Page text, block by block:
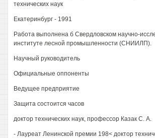
технических наук
Екатеринбург - 1991
Работа выполнена б Свердловском научно-
институте лесной промышленности (СНИИЛП).
Научный руководитель
Официальные оппоненты
Ведущее предприятие
Защита состоится часов
доктор технических наук, профессор Казак С. А.
- Лауреат Ленинской премии 198< доктор